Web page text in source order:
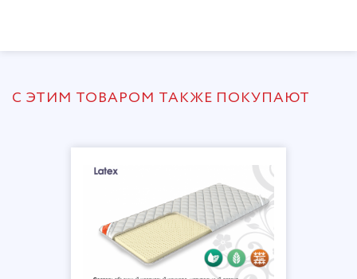
С ЭТИМ ТОВАРОМ ТАКЖЕ ПОКУПАЮТ